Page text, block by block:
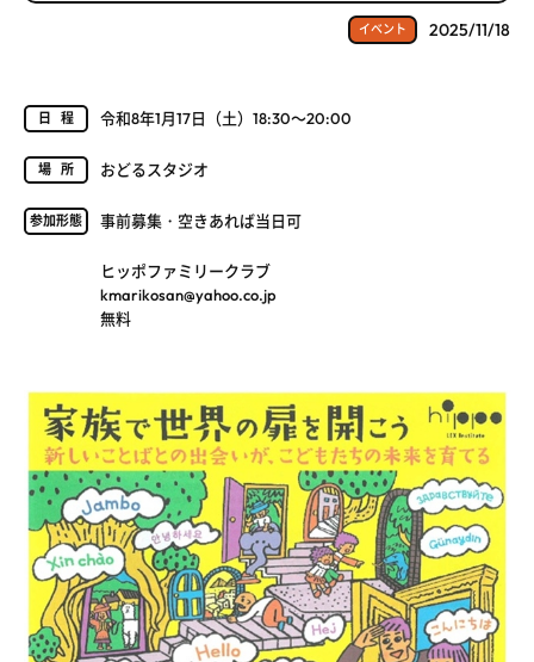
イベント 2025/11/18
日程 令和8年1月17日（土）18:30～20:00
場所 おどるスタジオ
参加形態 事前募集・空きあれば当日可
ヒッポファミリークラブ
kmarikosan@yahoo.co.jp
無料